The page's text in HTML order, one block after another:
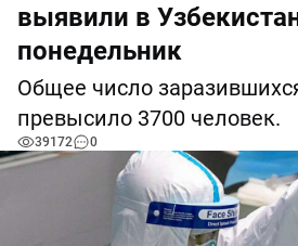
выявили в
понедельник
Общее число
превысило 3700 человек.
39172 0